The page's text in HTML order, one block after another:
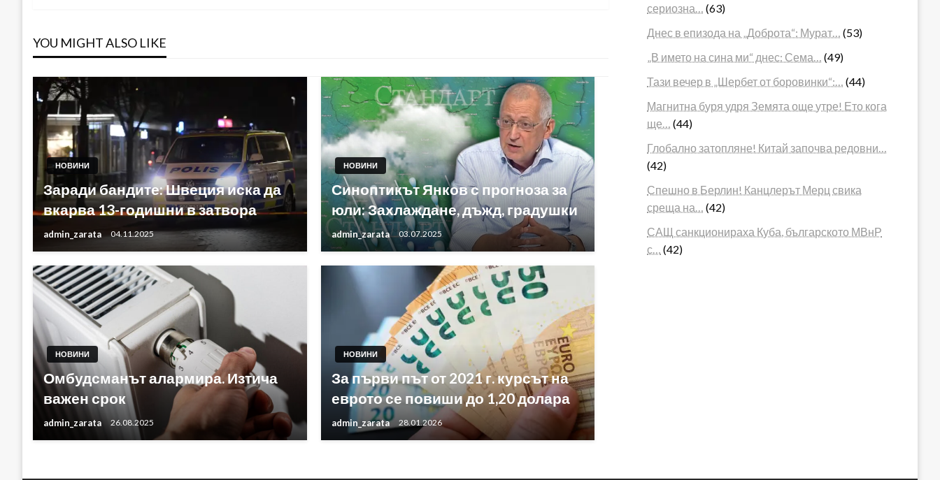
YOU MIGHT ALSO LIKE
НОВИНИ
Заради бандите: Швеция иска да
вкарва 13-годишни в затвора
admin_zarata 04.11.2025
НОВИНИ
Синоптикът Янков с прогноза за
юли: Захлаждане, дъжд, градушки
admin_zarata 03.07.2025
НОВИНИ
Омбудсманът алармира. Изтича
важен срок
admin_zarata 26.08.2025
НОВИНИ
За първи път от 2021 г. курсът на
еврото се повиши до 1,20 долара
admin_zarata 28.01.2026
сериозна…
(63)
Днес в епизода на „Доброта“: Мурат…
(53)
„В името на сина ми“ днес: Сема…
(49)
Тази вечер в „Шербет от боровинки“:…
(44)
Магнитна буря удря Земята още утре! Ето кога
ще…
(44)
Глобално затопляне! Китай започва редовни…
(42)
Спешно в Берлин! Канцлерът Мерц свика
среща на…
(42)
САЩ санкционираха Куба, българското МВнР
с…
(42)